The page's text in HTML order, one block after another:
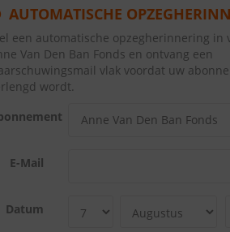
AUTOMATISCHE
een automatische opzegherinnering in
Van Den Ban Fonds en ontvang een
vlak voordat uw
wordt.
E-Mail
Datum